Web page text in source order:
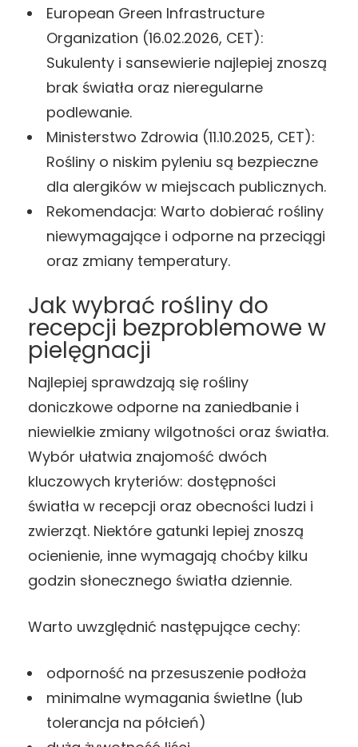
European Green Infrastructure
Organization (16.02.2026, CET):
Sukulenty i sansewierie najlepiej znoszą
brak światła oraz nieregularne
podlewanie.
Ministerstwo Zdrowia (11.10.2025, CET):
Rośliny o niskim pyleniu są bezpieczne
dla alergików w miejscach publicznych.
Rekomendacja: Warto dobierać rośliny
niewymagające i odporne na przeciągi
oraz zmiany temperatury.
Jak wybrać rośliny do
recepcji bezproblemowe w
pielęgnacji
Najlepiej sprawdzają się rośliny
doniczkowe odporne na zaniedbanie i
niewielkie zmiany wilgotności oraz światła.
Wybór ułatwia znajomość dwóch
kluczowych kryteriów: dostępności
światła w recepcji oraz obecności ludzi i
zwierząt. Niektóre gatunki lepiej znoszą
ocienienie, inne wymagają choćby kilku
godzin słonecznego światła dziennie.
Warto uwzględnić następujące cechy:
odporność na przesuszenie podłoża
minimalne wymagania świetlne (lub
tolerancja na półcień)